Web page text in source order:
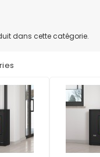
dans cette catégorie.